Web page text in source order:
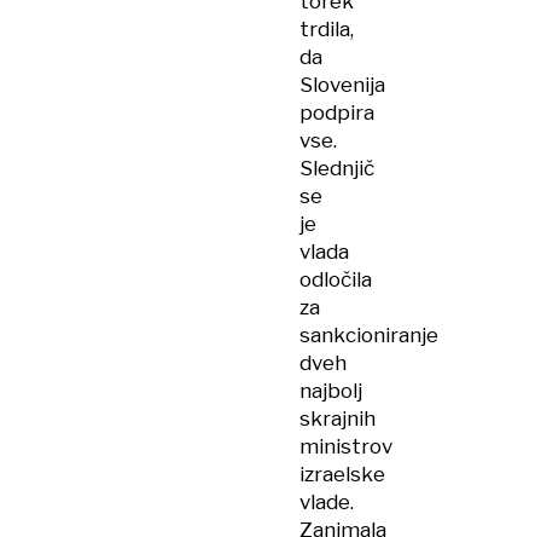
trdila,
da
Slovenija
podpira
vse.
Slednjič
se
je
vlada
odločila
za
sankcioniranje
dveh
najbolj
skrajnih
ministrov
izraelske
vlade.
Zanimala